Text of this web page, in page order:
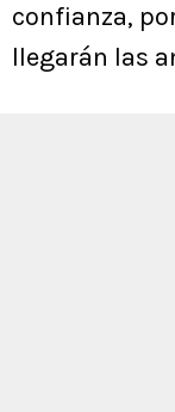
confianza,
llegarán las